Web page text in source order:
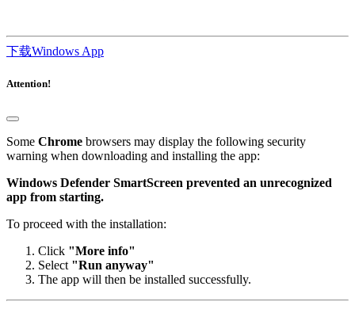
下载Windows App
Attention!
Some Chrome browsers may display the following security
warning when downloading and installing the app:
Windows Defender SmartScreen prevented an unrecognized
app from starting.
To proceed with the installation:
Click "More info"
Select "Run anyway"
The app will then be installed successfully.